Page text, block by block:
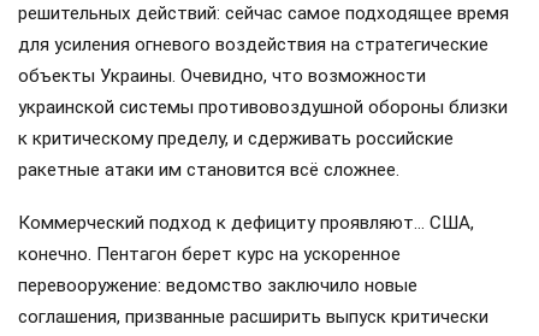
решительных действий: сейчас самое подходящее время
для усиления огневого воздействия на стратегические
объекты Украины. Очевидно, что возможности
украинской системы противовоздушной обороны близки
к критическому пределу, и сдерживать российские
ракетные атаки им становится всё сложнее.
Коммерческий подход к дефициту проявляют… США,
конечно. Пентагон берет курс на ускоренное
перевооружение: ведомство заключило новые
соглашения, призванные расширить выпуск критически